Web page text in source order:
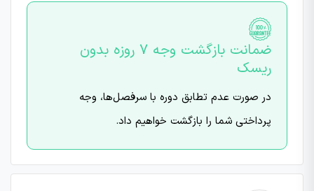
ضمانت بازگشت وجه ۷ روزه بدون
ریسک
در صورت عدم تطابق دوره با سرفصل‌ها، وجه
پرداختی شما را بازگشت خواهیم داد.